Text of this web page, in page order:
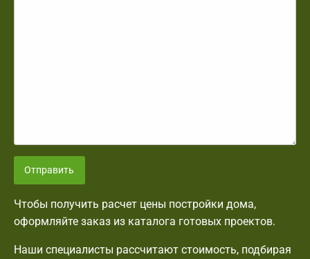
Отправить
Чтобы получить расчет цены постройки дома,
оформляйте заказ из каталога готовых проектов.
Наши специалисты рассчитают стоимость, подбирая